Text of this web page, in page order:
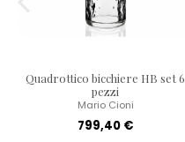
Quadrottico bicchiere HB set 6
pezzi
Mario Cioni
799,40 €